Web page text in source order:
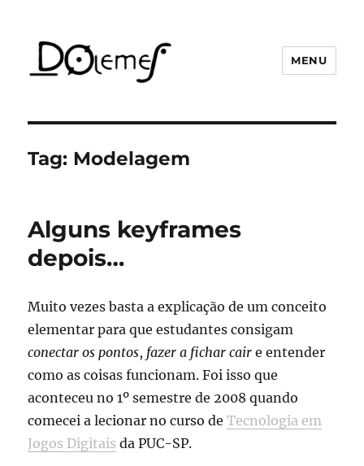
MENU
Tag: Modelagem
Alguns keyframes
depois…
Muito vezes basta a explicação de um conceito
elementar para que estudantes consigam
conectar os pontos, fazer a fichar cair e entender
como as coisas funcionam. Foi isso que
aconteceu no 1º semestre de 2008 quando
comecei a lecionar no curso deTecnologia em
Jogos Digitais da PUC-SP.